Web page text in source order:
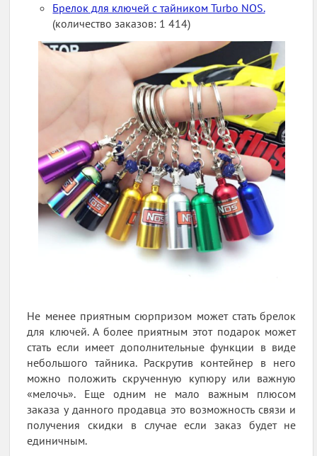
Брелок для ключей с тайником Turbo NOS.
(количество заказов: 1 414)
Не менее приятным сюрпризом может стать брелок
для ключей. А более приятным этот подарок может
стать если имеет дополнительные функции в виде
небольшого тайника. Раскрутив контейнер в него
можно положить скрученную купюру или важную
«мелочь». Еще одним не мало важным плюсом
заказа у данного продавца это возможность связи и
получения скидки в случае если заказ будет не
единичным.